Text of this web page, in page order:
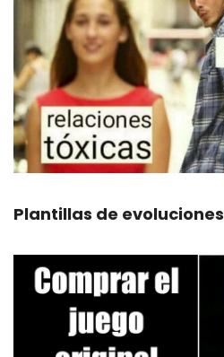
Plantillas de evoluciones